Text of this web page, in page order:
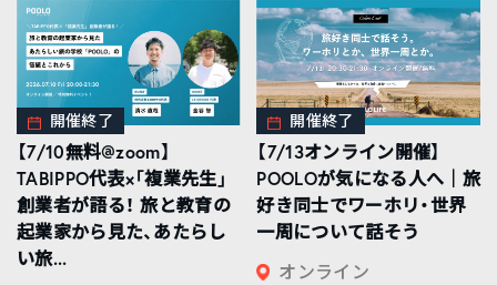
開催終了
【7/10無料@zoom】
TABIPPO代表×「複業先生」
創業者が語る！ 旅と教育の
起業家から見た、あたらし
い旅...
開催終了
【7/13オンライン開催】
POOLOが気になる人へ｜旅
好き同士でワーホリ・世界
一周について話そう
オンライン